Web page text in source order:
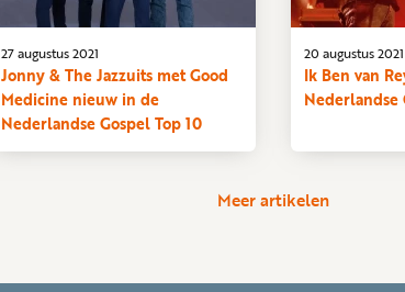
Jonny & The Jazzuits met Good
Medicine nieuw in de
Nederlandse Gospel Top 10
27 augustus 2021
Ik Ben van
Nederlandse
20 augustus 2021
Meer artikelen